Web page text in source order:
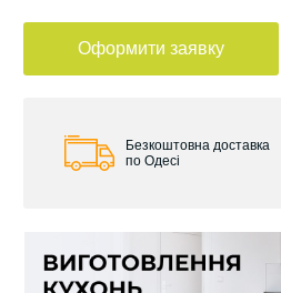
Оформити заявку
Безкоштовна доставка
по Одесі